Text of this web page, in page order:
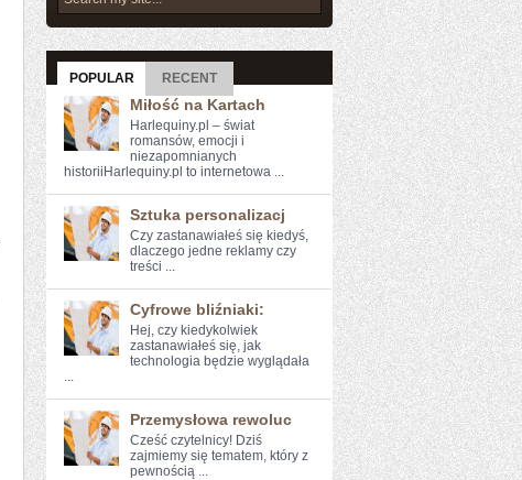
POPULAR RECENT
Miłość na Kartach
Harlequiny.pl – świat
romansów, emocji i
niezapomnianych
historiiHarlequiny.pl to internetowa ...
Sztuka personalizacj
Czy zastanawiałeś się kiedyś,
dlaczego jedne​ reklamy czy
treści ...
Cyfrowe bliźniaki:
Hej, czy kiedykolwiek
zastanawiałeś‌ się, jak
technologia będzie wyglądała⁣
...
Przemysłowa rewoluc
Cześć ⁢czytelnicy! Dziś
zajmiemy się tematem, który z
pewnością ...